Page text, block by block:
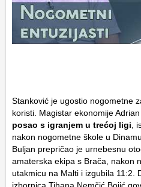
Stanković je ugostio nogometne
koristi. Magistar ekonomije
posao s igranjem u trećoj ligi ,
nakon nogometne škole u
Buljan prepričao je urnebesnu
amaterska ekipa s Brača, nakon
utakmicu na Malti i izgubila 11:2.
izbornica Tihana Nemčić Bojić